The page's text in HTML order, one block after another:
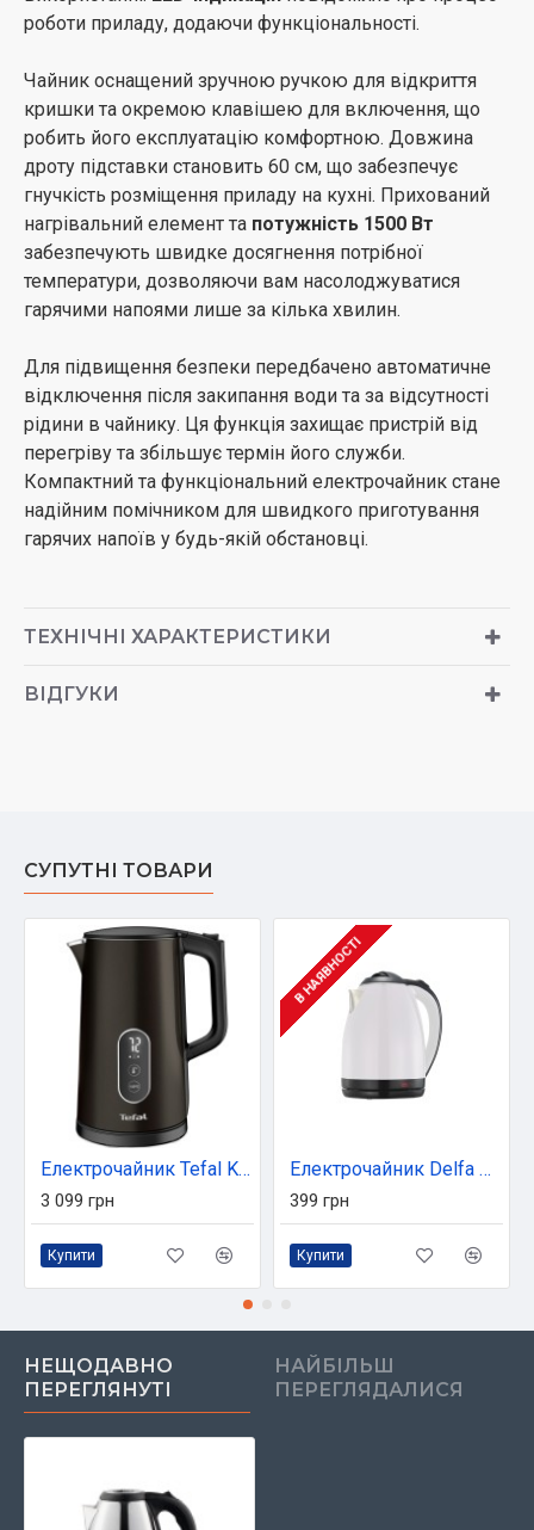
роботи приладу, додаючи функціональності.
Чайник оснащений зручною ручкою для відкриття
кришки та окремою клавішею для включення, що
робить його експлуатацію комфортною. Довжина
дроту підставки становить 60 см, що забезпечує
гнучкість розміщення приладу на кухні. Прихований
нагрівальний елемент та потужність 1500 Вт
забезпечують швидке досягнення потрібної
температури, дозволяючи вам насолоджуватися
гарячими напоями лише за кілька хвилин.
Для підвищення безпеки передбачено автоматичне
відключення після закипання води та за відсутності
рідини в чайнику. Ця функція захищає пристрій від
перегріву та збільшує термін його служби.
Компактний та функціональний електрочайник стане
надійним помічником для швидкого приготування
гарячих напоїв у будь-якій обстановці.
ТЕХНІЧНІ ХАРАКТЕРИСТИКИ
ВІДГУКИ
СУПУТНІ ТОВАРИ
Електрочайник Tefal KI831E10
3 099 грн
Купити
В НАЯВНОСТІ
Електрочайник Delfa DK 3530 X white
399 грн
Купити
НЕЩОДАВНО
ПЕРЕГЛЯНУТІ
НАЙБІЛЬШ
ПЕРЕГЛЯДАЛИСЯ